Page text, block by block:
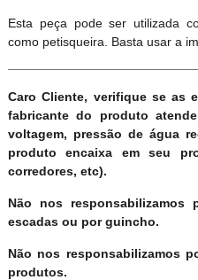
Esta peça pode ser utilizada
como petisqueira. Basta usar a
Caro Cliente, verifique se as
fabricante do produto
voltagem, pressão de água
produto encaixa em seu
corredores, etc).
Não nos
escadas ou por guincho.
Não nos responsabilizamos
produtos.